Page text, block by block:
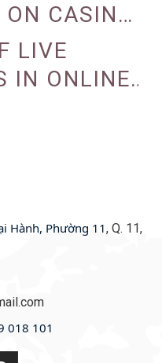
CASINO
LIVE
IN ONLINE
Hành, Phường 11, Q. 11,
018 101